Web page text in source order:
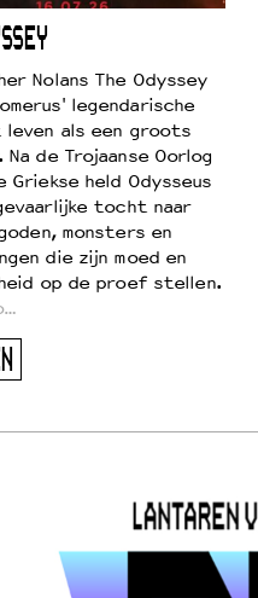
Nolans The Odyssey
legendarische
als een groots
Na de Trojaanse Oorlog
Griekse held Odysseus
tocht naar
monsters en
die zijn moed en
op de proef stellen.